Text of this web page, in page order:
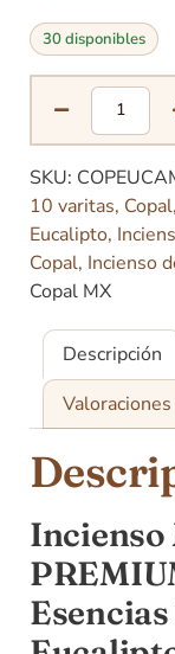
30 disponibles
SKU:
10 varitas, Copal,
Eucalipto,
Copal, Incienso
Copal MX
Descripción
Incienso